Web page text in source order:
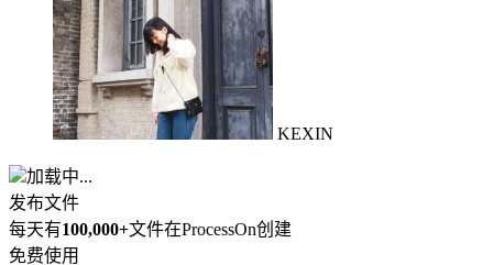
KEXIN
加载中...
发布文件
每天有100,000+文件在ProcessOn创建
免费使用